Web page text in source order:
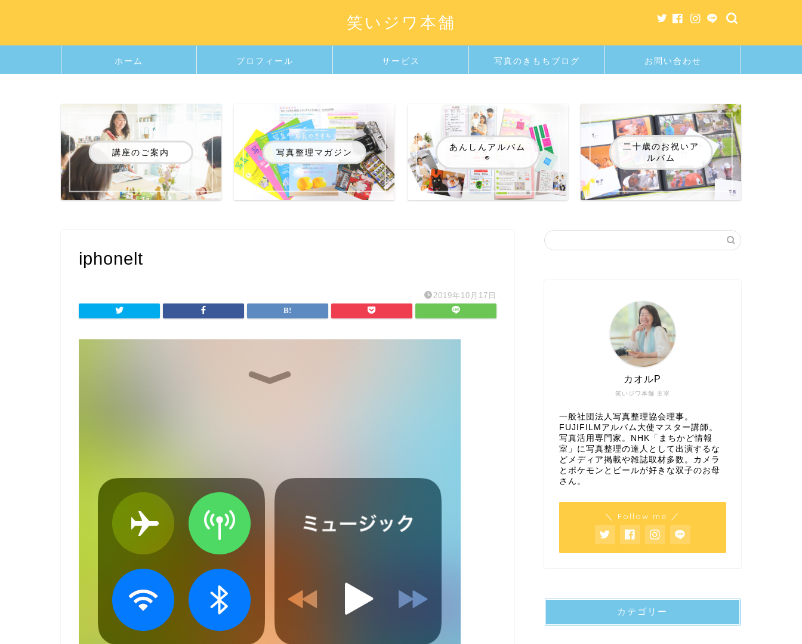
笑いジワ本舗
ホーム プロフィール サービス 写真のきもちブログ お問い合わせ
講座のご案内 写真整理マガジン
あんしんアルバム
®️
二十歳のお祝いア
ルバム
iphonelt
2019年10月17日
笑いジワ本舗 主宰
カオルP
一般社団法人写真整理協会理事。
FUJIFILMアルバム大使マスター講師。
写真活用専門家。NHK「まちかど情報
室」に写真整理の達人として出演するな
どメディア掲載や雑誌取材多数。カメラ
とポケモンとビールが好きな双子のお母
さん。
＼ Follow me ／
カテゴリー